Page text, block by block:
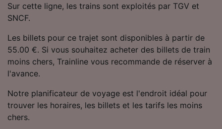
Sur cette ligne, les trains sont exploités par TGV et
SNCF.
Les billets pour ce trajet sont disponibles à partir de
55.00 €. Si vous souhaitez acheter des billets de train
moins chers, Trainline vous recommande de réserver à
l'avance.
Notre planificateur de voyage est l'endroit idéal pour
trouver les horaires, les billets et les tarifs les moins
chers.
Liste de nos partenaires (fournisseurs)